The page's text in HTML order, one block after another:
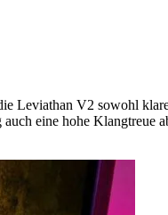
Leviathan V2 sowohl
eine hohe Klangtreue